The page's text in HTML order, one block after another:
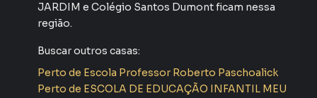
JARDIM e Colégio Santos Dumontficam nessa
região.
Buscar outros casas:
Perto de Escola Professor Roberto Paschoalick
Perto de ESCOLA DE EDUCAÇÃO INFANTIL MEU